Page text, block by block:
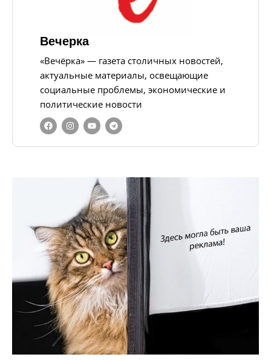
Вечерка
«Вечёрка» — газета столичных новостей,
актуальные материалы, освещающие
социальные проблемы, экономические и
политические новости